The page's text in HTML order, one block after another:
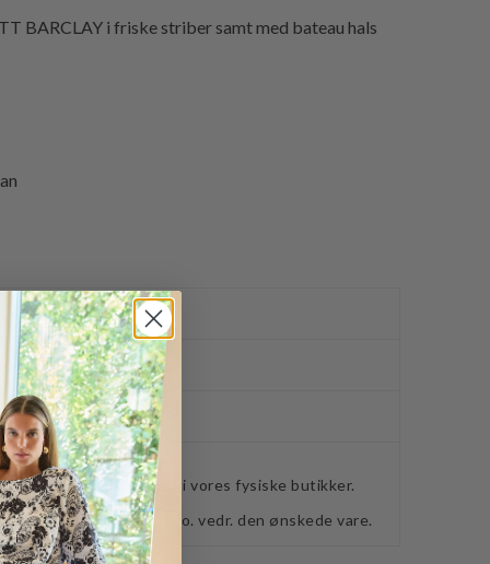
BARCLAY i friske striber samt med bateau hals
køb over 400,-
befinder sig i vores fysiske butikker.
for ydeligere info. vedr. den ønskede vare.